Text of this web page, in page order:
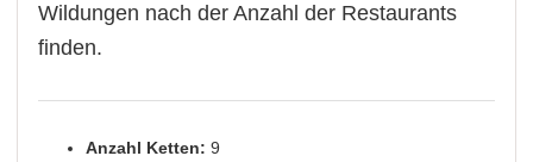
Wildungen nach der Anzahl der Restaurants
finden.
Anzahl Ketten: 9